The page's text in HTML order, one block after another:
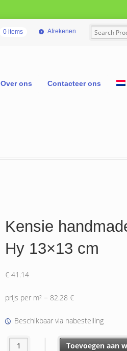
0 items Afrekenen
Over ons Contacteer ons
Kensie
Hy 13×13 cm
€41.14
prijs per m² = 82.28 €
Beschikbaar via nabestelling
Kensie handmade Blauw Hy 13x13
Toevoegen aan